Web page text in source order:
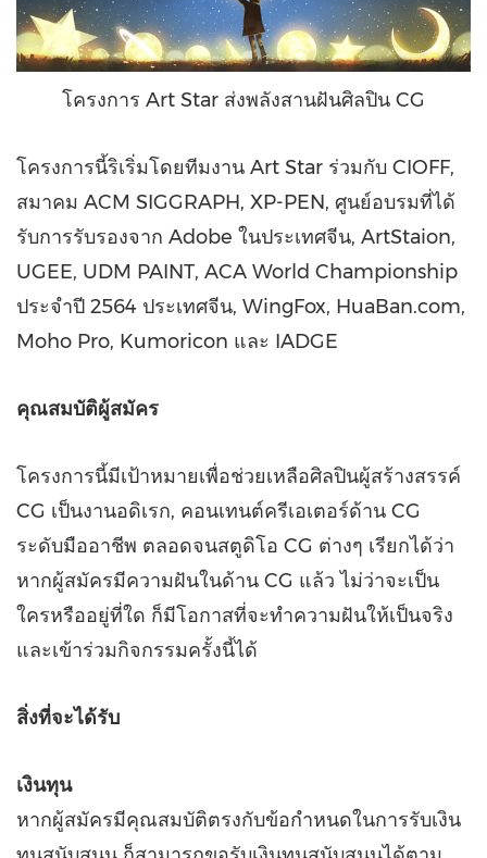
โครงการ Art Star ส่งพลังสานฝันศิลปิน CG
โครงการนี้ริเริ่มโดยทีมงาน Art Star ร่วมกับ CIOFF,
สมาคม ACM SIGGRAPH, XP-PEN, ศูนย์อบรมที่ได้
รับการรับรองจาก Adobe ในประเทศจีน, ArtStaion,
UGEE, UDM PAINT, ACA World Championship
ประจำปี 2564 ประเทศจีน, WingFox, HuaBan.com,
Moho Pro, Kumoricon และ IADGE
คุณสมบัติผู้สมัคร
โครงการนี้มีเป้าหมายเพื่อช่วยเหลือศิลปินผู้สร้างสรรค์
CG เป็นงานอดิเรก, คอนเทนต์ครีเอเตอร์ด้าน CG
ระดับมืออาชีพ ตลอดจนสตูดิโอ CG ต่างๆ เรียกได้ว่า
หากผู้สมัครมีความฝันในด้าน CG แล้ว ไม่ว่าจะเป็น
ใครหรืออยู่ที่ใด ก็มีโอกาสที่จะทำความฝันให้เป็นจริง
และเข้าร่วมกิจกรรมครั้งนี้ได้
สิ่งที่จะได้รับ
เงินทุน
หากผู้สมัครมีคุณสมบัติตรงกับข้อกำหนดในการรับเงิน